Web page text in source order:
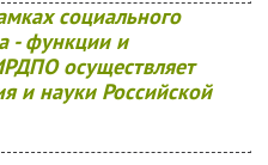
социального
- функции и
осуществляет
и науки Российской